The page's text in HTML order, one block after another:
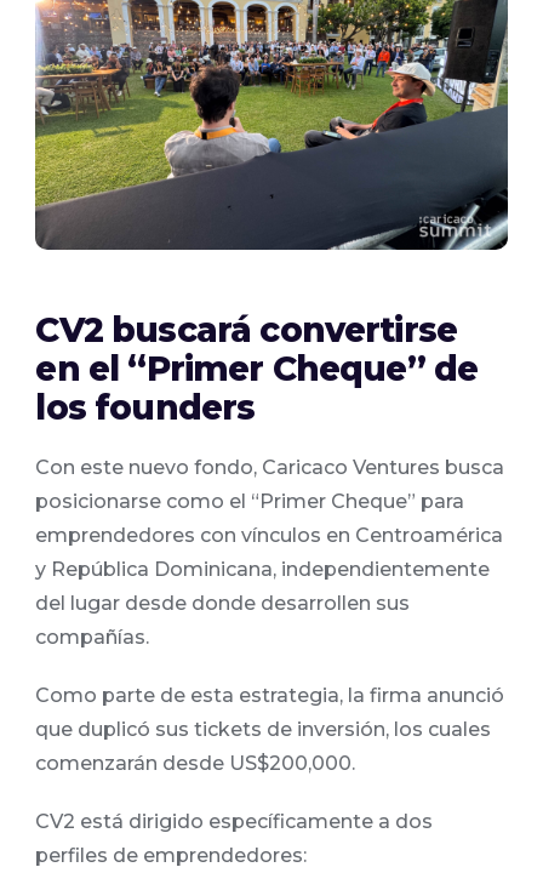
CV2 buscará convertirse
en el “Primer Cheque” de
los founders
Con este nuevo fondo, Caricaco Ventures busca
posicionarse como el “Primer Cheque” para
emprendedores con vínculos en Centroamérica
y República Dominicana, independientemente
del lugar desde donde desarrollen sus
compañías.
Como parte de esta estrategia, la firma anunció
que duplicó sus tickets de inversión, los cuales
comenzarán desde US$200,000.
CV2 está dirigido específicamente a dos
perfiles de emprendedores: